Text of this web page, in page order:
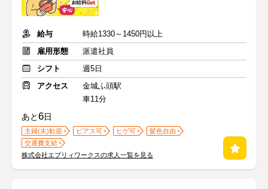
給与
時給1330～1450円以上
雇用形態
派遣社員
シフト
週5日
アクセス
金城ふ頭駅
車11分
あと6日
主婦(夫)歓迎 ピアス可 ヒゲ可
髪色自由
交通費支給
株式会社エブリィワークスの求人一覧を見る